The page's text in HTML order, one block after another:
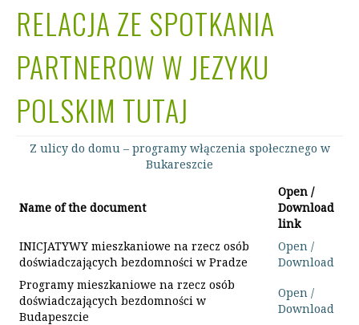
RELACJA ZE SPOTKANIA
PARTNEROW W JEZYKU
POLSKIM TUTAJ
Z ulicy do domu – programy włączenia społecznego w
Bukareszcie
Name of the document
Open /
Download
link
INICJATYWY mieszkaniowe na rzecz osób
doświadczających bezdomności w Pradze
Open /
Download
Programy mieszkaniowe na rzecz osób
doświadczających bezdomności w
Budapeszcie
Open /
Download